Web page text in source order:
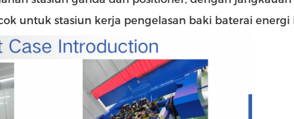
untuk stasiun kerja pengelasan baki baterai energi